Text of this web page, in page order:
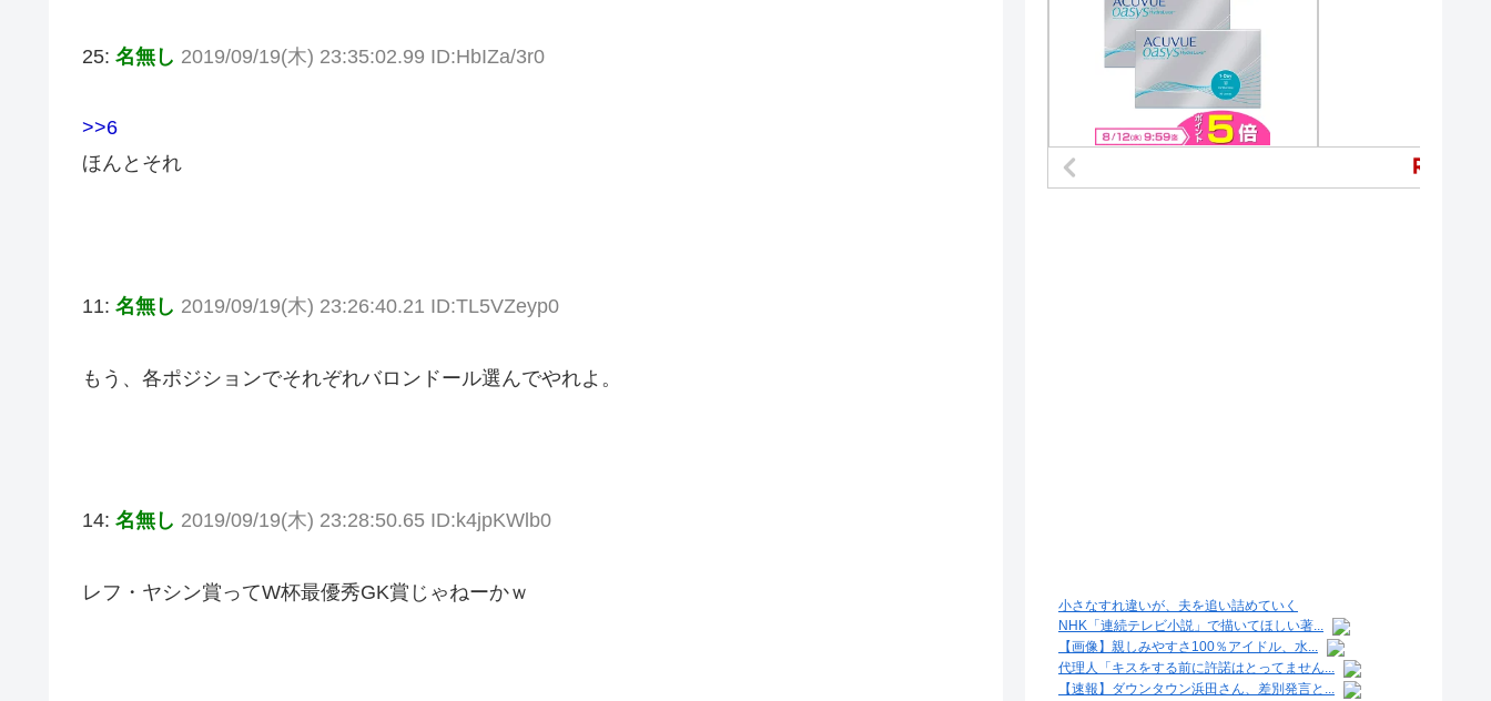
25: 名無し 2019/09/19(木) 23:35:02.99 ID:HbIZa/3r0
>>6
ほんとそれ
11: 名無し 2019/09/19(木) 23:26:40.21 ID:TL5VZeyp0
もう、各ポジションでそれぞれバロンドール選んでやれよ。
14: 名無し 2019/09/19(木) 23:28:50.65 ID:k4jpKWlb0
レフ・ヤシン賞ってW杯最優秀GK賞じゃねーかｗ
小さなすれ違いが、夫を追い詰めていく
NHK「連続テレビ小説」で描いてほしい著...
【画像】親しみやすさ100％アイドル、水...
代理人「キスをする前に許諾はとってません...
【速報】ダウンタウン浜田さん、差別発言と...